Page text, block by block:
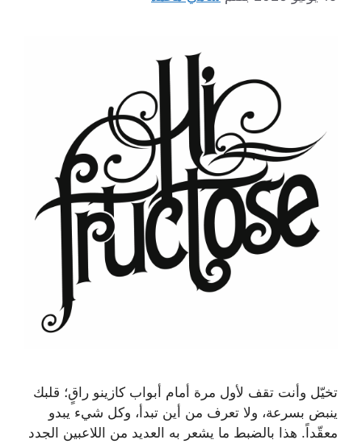
تخيّل وأنت تقف لأول مرة أمام أبواب كازينو راقٍ؛ قلبك
ينبض بسرعة، ولا تعرف من أين تبدأ، وكل شيء يبدو
معقّداً. هذا بالضبط ما يشعر به العديد من اللاعبين الجدد